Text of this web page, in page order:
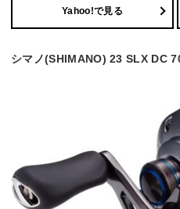
Yahoo!で見る
シマノ(SHIMANO) 23 SLX DC